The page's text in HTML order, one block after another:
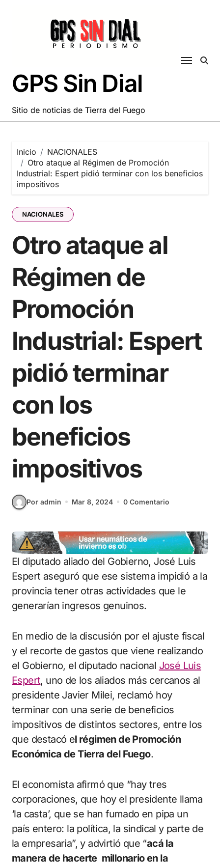
GPS Sin Dial
Sitio de noticias de Tierra del Fuego
Inicio
NACIONALES
Otro ataque al Régimen de Promoción
Industrial: Espert pidió terminar con los beneficios
impositivos
NACIONALES
Otro ataque al
Régimen de
Promoción
Industrial: Espert
pidió terminar
con los
beneficios
impositivos
Por admin Mar 8, 2024 0 Comentario
El diputado aliado del Gobierno, José Luis
Espert aseguró que ese sistema impidió a la
provincia tener otras actividades que le
generarían ingresos genuinos.
En medio de la discusión por el ajuste fiscal
y el recorte de gastos que viene realizando
el Gobierno, el diputado nacional José Luis
Espert, uno de los aliados más cercanos al
presidente Javier Milei, reclamó hoy
terminar con una serie de beneficios
impositivos de distintos sectores, entre los
que destacó el régimen de Promoción
Económica de Tierra del Fuego.
El economista afirmó que “hay tres
corporaciones, que hoy el presidente llama
‘la casta’, que se han fumado en pipa un
país entero: la política, la sindical y parte de
la empresaria”, y advirtió que “acá la
manera de hacerte millonario en la